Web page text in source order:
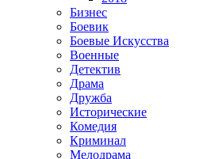
Бизнес
Боевик
Боевые Искусства
Военные
Детектив
Драма
Дружба
Исторические
Комедия
Криминал
Мелодрама